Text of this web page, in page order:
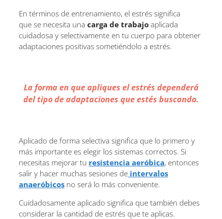
En términos de entrenamiento, el estrés significa
que se necesita una carga de trabajo aplicada
cuidadosa y selectivamente en tu cuerpo para obtener
adaptaciones positivas sometiéndolo a estrés.
La forma en que apliques el estrés dependerá
del tipo de adaptaciones que estés buscando.
Aplicado de forma selectiva significa que lo primero y
más importante es elegir los sistemas correctos. Si
necesitas mejorar tu resistencia aeróbica, entonces
salir y hacer muchas sesiones de intervalos
anaeróbicos no será lo más conveniente.
Cuidadosamente aplicado significa que también debes
considerar la cantidad de estrés que te aplicas.